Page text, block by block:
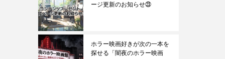
ージ更新のお知らせ㉓
ホラー映画好きが次の一本を
探せる「闇夜のホラー映画